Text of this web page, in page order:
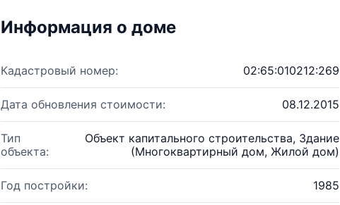
Информация о доме
Кадастровый номер: 02:65:010212:269
Дата обновления стоимости: 08.12.2015
Тип
объекта:
Объект капитального строительства, Здание
(Многоквартирный дом, Жилой дом)
Год постройки: 1985